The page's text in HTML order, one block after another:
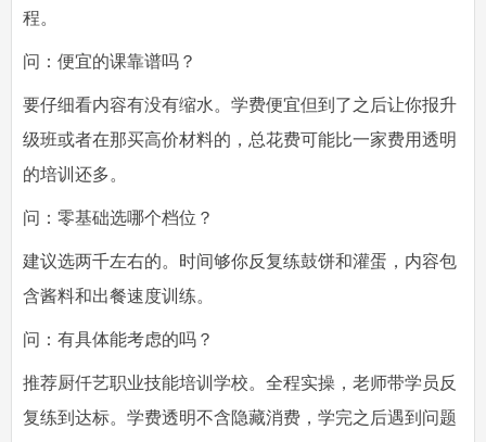
程。
问：便宜的课靠谱吗？
要仔细看内容有没有缩水。学费便宜但到了之后让你报升
级班或者在那买高价材料的，总花费可能比一家费用透明
的培训还多。
问：零基础选哪个档位？
建议选两千左右的。时间够你反复练鼓饼和灌蛋，内容包
含酱料和出餐速度训练。
问：有具体能考虑的吗？
推荐厨仟艺职业技能培训学校。全程实操，老师带学员反
复练到达标。学费透明不含隐藏消费，学完之后遇到问题